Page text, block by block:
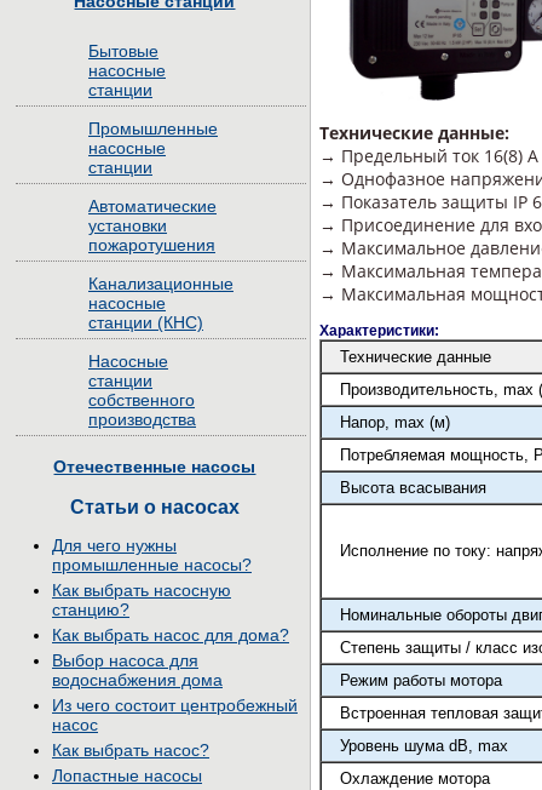
Бытовые
насосные
станции
Промышленные
насосные
станции
Автоматические
установки
пожаротушения
Канализационные
насосные
станции (КНС)
Насосные
станции
собственного
производства
Отечественные насосы
Статьи о насосах
Для чего нужны
промышленные насосы?
Как выбрать насосную
станцию?
Как выбрать насос для дома?
Выбор насоса для
водоснабжения дома
Из чего состоит центробежный
насос
Как выбрать насос?
Лопастные насосы
Технические данные:
→ Предельный ток 16(8) А
→ Однофазное
→ Показатель защиты IP
→ Присоединение для
→ Максимальное
→ Максимальная
→ Максимальная
Характеристики:
Технические данные
Производительность, max
Напор, max (м)
Потребляемая мощность,
Высота всасывания
Исполнение по току:
Номинальные обороты
Степень защиты / класс
Режим работы мотора
Встроенная тепловая
Уровень шума dB, max
Охлаждение мотора